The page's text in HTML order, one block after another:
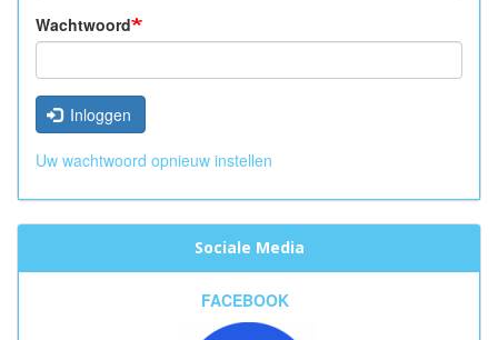
Wachtwoord
Inloggen
Uw wachtwoord opnieuw instellen
Sociale Media
FACEBOOK